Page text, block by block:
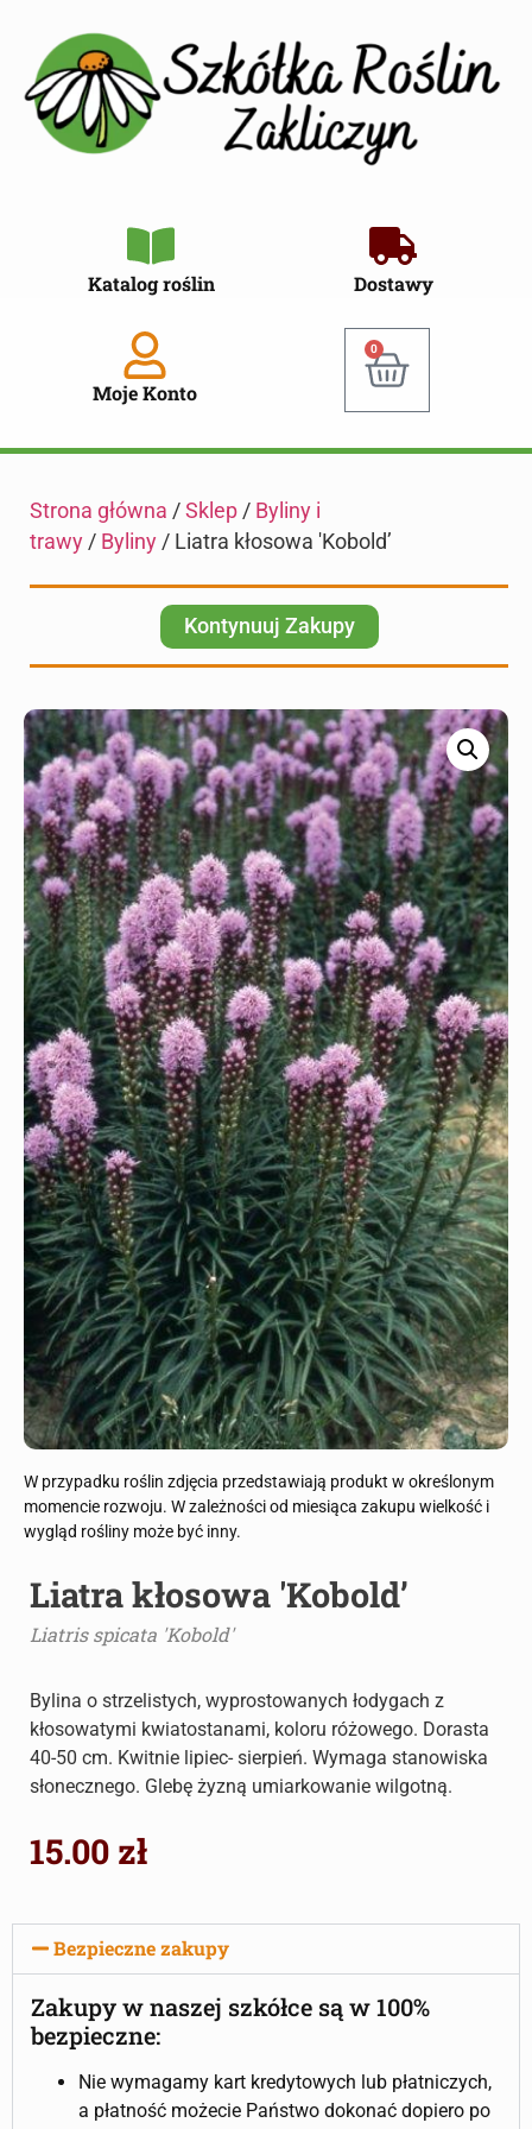
Katalog roślin Dostawy
Moje Konto
0
Strona główna / Sklep / Byliny i
trawy / Byliny / Liatra kłosowa 'Kobold’
Kontynuuj Zakupy
W przypadku roślin zdjęcia przedstawiają produkt w określonym
momencie rozwoju. W zależności od miesiąca zakupu wielkość i
wygląd rośliny może być inny.
Liatra kłosowa 'Kobold’
Liatris spicata 'Kobold'
Bylina o strzelistych, wyprostowanych łodygach z
kłosowatymi kwiatostanami, koloru różowego. Dorasta
40-50 cm. Kwitnie lipiec- sierpień. Wymaga stanowiska
słonecznego. Glebę żyzną umiarkowanie wilgotną.
15.00 zł
Bezpieczne zakupy
Zakupy w naszej szkółce są w 100%
bezpieczne:
Nie wymagamy kart kredytowych lub płatniczych,
a płatność możecie Państwo dokonać dopiero po